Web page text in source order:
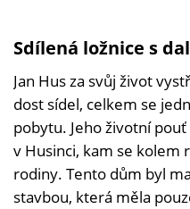
Sdílená ložnice s
Jan Hus za svůj život
dost sídel, celkem se
pobytu. Jeho životní
v Husinci, kam se kolem
rodiny. Tento dům byl
stavbou, která měla